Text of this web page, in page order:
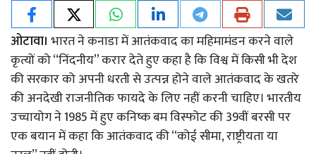
ओटावा। भारत ने कनाडा में आतंकवाद का महिमामंडन करने वाले
कृत्यों को ‘‘निंदनीय’’ करार देते हुए कहा है कि विश्व में किसी भी देश
की सरकार को अपनी धरती से उत्पन्न होने वाले आतंकवाद के खतरे
की अनदेखी राजनीतिक फायदे के लिए नहीं करनी चाहिए। भारतीय
उच्चायोग ने 1985 में हुए कनिष्क बम विस्फोट की 39वीं बरसी पर
एक बयान में कहा कि आतंकवाद की ‘‘कोई सीमा, राष्ट्रीयता या